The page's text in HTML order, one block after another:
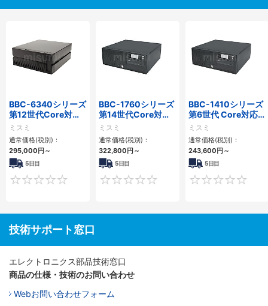
BBC-6340シリーズ
第12世代Core対応
小型フロアマウント
PC2PCI/2PCIe
ミスミ
通常価格(税別)：
295,000円～
5日目
0
BBC-1760シリーズ
第14世代Core対応
小型フロアマウント
3PCIe
ミスミ
通常価格(税別)：
322,800円～
5日目
0
BBC-1410シリーズ
第6世代 Core対応フ
ロアマウントFAPC
3PCI・3PCIe
ミスミ
通常価格(税別)：
243,600円～
5日目
技術サポート窓口
エレクトロニクス部品技術窓口
商品の仕様・技術のお問い合わせ
Webお問い合わせフォーム